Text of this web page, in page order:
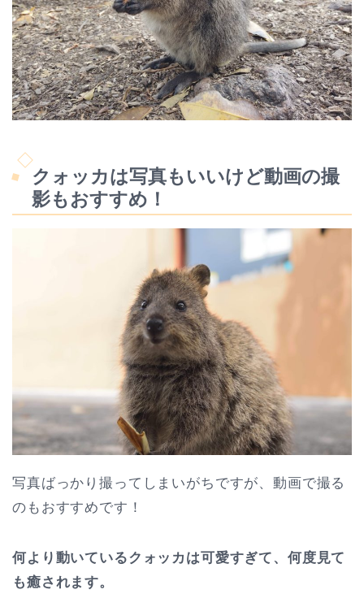
クォッカは写真もいいけど動画の撮
影もおすすめ！
写真ばっかり撮ってしまいがちですが、動画で撮る
のもおすすめです！
何より動いているクォッカは可愛すぎて、何度見て
も癒されます。